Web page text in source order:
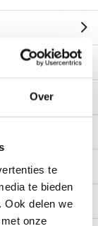
Over
te
te bieden
Ook delen we
onze